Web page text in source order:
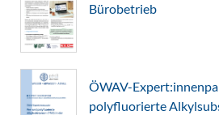
Bürobetrieb
ÖWAV-
polyfluorierte